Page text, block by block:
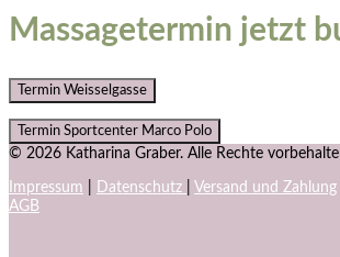
Massagetermin jetzt
Termin Weisselgasse
Termin Sportcenter Marco Polo
© 2026 Katharina Graber. Alle Rechte
Impressum Datenschutz Versand und Zahlung
AGB